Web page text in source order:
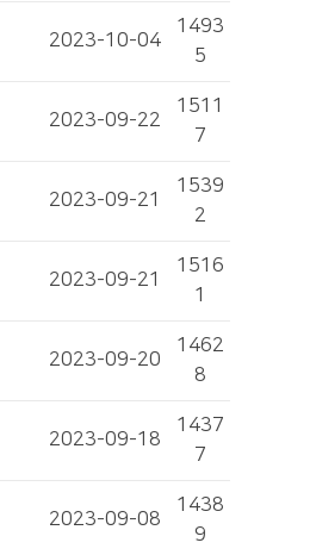
2023-10-04
1493
5
2023-09-22
1511
7
2023-09-21
1539
2
2023-09-21
1516
1
2023-09-20
1462
8
2023-09-18
1437
7
2023-09-08
1438
9